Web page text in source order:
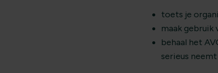
toets je
maak gebruik
behaal het
serieus neemt